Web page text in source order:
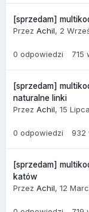
[sprzedam]
Przez Achil, 2
0 odpowiedzi 715
[sprzedam]
naturalne linki
Przez Achil, 15
0 odpowiedzi 932
[sprzedam]
katów
Przez Achil, 12